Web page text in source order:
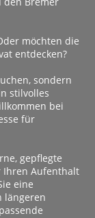
möchten die
entdecken?
sondern
stilvolles
bei
für
gepflegte
Ihren Aufenthalt
eine
längeren